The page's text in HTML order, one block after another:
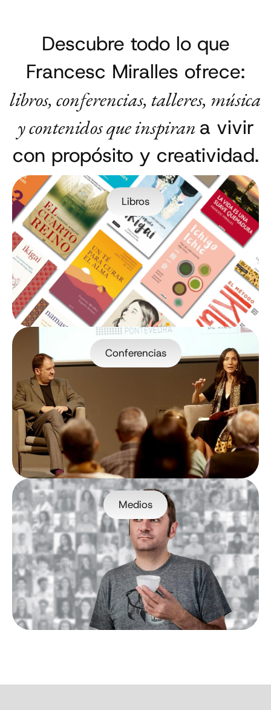
Descubre todo lo que
Francesc Miralles ofrece:
libros, conferencias, talleres, música
y contenidos que inspirana vivir
con propósito y creatividad.
Libros
Conferencias
Medios